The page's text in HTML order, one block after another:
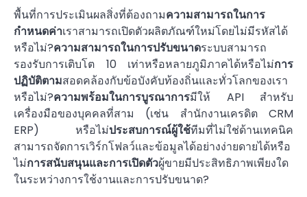
พื้นที่การประเมินผลสิ่งที่ต้องถามความสามารถในการ
กำหนดค่าเราสามารถเปิดตัวผลิตภัณฑ์ใหม่โดยไม่มีรหัสได้
หรือไม่?ความสามารถในการปรับขนาดระบบสามารถ
รองรับการเติบโต 10 เท่าหรือหลายภูมิภาคได้หรือไม่การ
ปฏิบัติตามสอดคล้องกับข้อบังคับท้องถิ่นและทั่วโลกของเรา
หรือไม่?ความพร้อมในการบูรณาการมีให้ API สำหรับ
เครื่องมือของบุคคลที่สาม (เช่น สำนักงานเครดิต CRM
ERP) หรือไม่ประสบการณ์ผู้ใช้ทีมที่ไม่ใช่ด้านเทคนิค
สามารถจัดการเวิร์กโฟลว์และข้อมูลได้อย่างง่ายดายได้หรือ
ไม่การสนับสนุนและการเปิดตัวผู้ขายมีประสิทธิภาพเพียงใด
ในระหว่างการใช้งานและการปรับขนาด?